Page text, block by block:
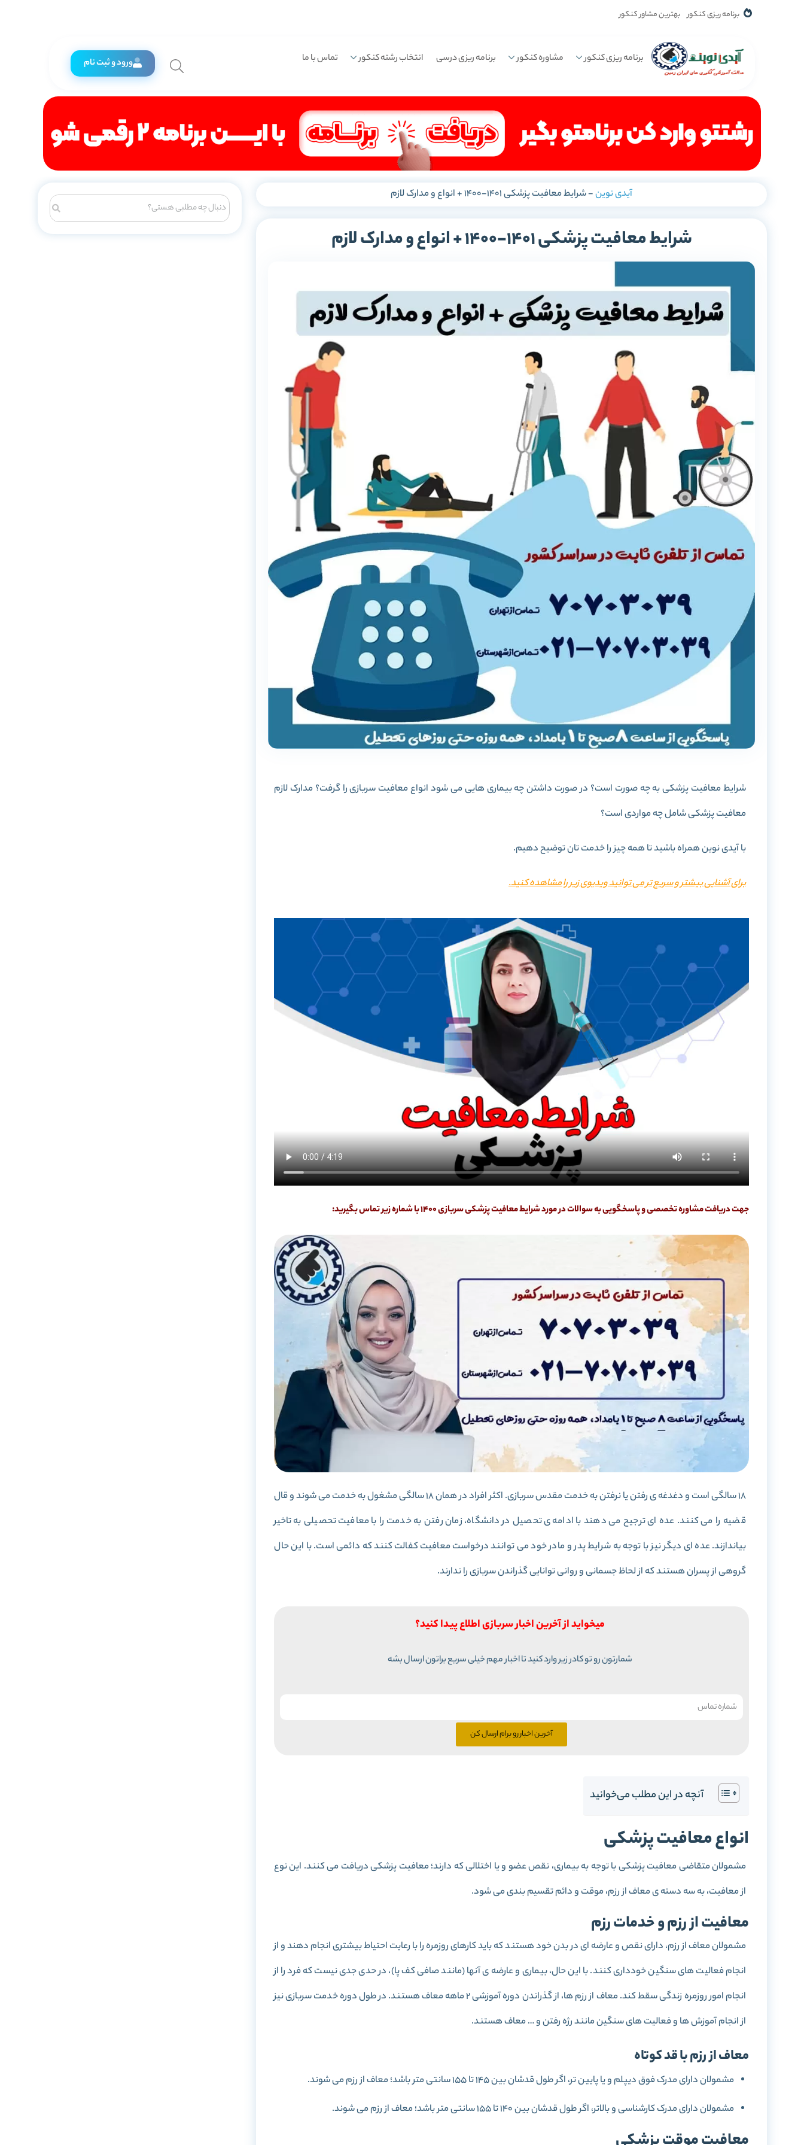
برنامه ریزی کنکور بهترین مشاور کنکور
برنامه ریزی کنکور مشاوره کنکور برنامه ریزی درسی انتخاب رشته کنکور تماس با ما ورود و ثبت نام
آیدی نوین-شرایط معافیت پزشکی 1401-1400 + انواع و مدارک لازم
شرایط معافیت پزشکی 1401-1400 + انواع و مدارک لازم
شرایط معافیت پزشکی به چه صورت است؟ در صورت داشتن چه بیماری هایی می شود انواع معافیت سربازی را گرفت؟ مدارک لازم
معافیت پزشکی شامل چه مواردی است؟
با آیدی نوین همراه باشید تا همه چیز را خدمت تان توضیح دهیم.
برای آشنایی بیشتر و سریع تر می توانید ویدیوی زیر را مشاهده کنید.
جهت دریافت مشاوره تخصصی و پاسخگویی به سوالات در مورد شرایط معافیت پزشکی سربازی 1400 با شماره زیر تماس بگیرید:
18 سالگی است و دغدغه ی رفتن یا نرفتن به خدمت مقدس سربازی. اکثر افراد در همان 18 سالگی مشغول به خدمت می شوند و قال
قضیه را می کنند. عده ای ترجیح می دهند با ادامه ی تحصیل در دانشگاه، زمان رفتن به خدمت را با معافیت تحصیلی به تاخیر
بیاندازند. عده ای دیگر نیز با توجه به شرایط پدر و مادر خود می توانند درخواست معافیت کفالت کنند که دائمی است. با این حال
گروهی از پسران هستند که از لحاظ جسمانی و روانی توانایی گذراندن سربازی را ندارند.
میخواید از آخرین اخبار سربازی اطلاع پیدا کنید؟
شمارتون رو تو کادر زیر وارد کنید تا اخبار مهم خیلی سریع براتون ارسال بشه
آخرین اخبار رو برام ارسال کن
آنچه در این مطلب می‌خوانید
انواع معافیت پزشکی
مشمولان متقاضی معافیت پزشکی با توجه به بیماری، نقص عضو و یا اختلالی که دارند؛ معافیت پزشکی دریافت می کنند. این نوع
از معافیت، به سه دسته ی معاف از رزم، موقت و دائم تقسیم بندی می شود.
معافیت از رزم و خدمات رزم
مشمولان معاف از رزم، دارای نقص و عارضه ای در بدن خود هستند که باید کارهای روزمره را با رعایت احتیاط بیشتری انجام دهند و از
انجام فعالیت های سنگین خودداری کنند. با این حال، بیماری و عارضه ی آنها (مانند صافی کف پا)، در حدی جدی نیست که فرد را از
انجام امور روزمره زندگی سقط کند. معاف از رزم ها، از گذراندن دوره آموزشی 2 ماهه معاف هستند. در طول دوره خدمت سربازی نیز
از انجام آموزش ها و فعالیت های سنگین مانند رژه رفتن و … معاف هستند.
معاف از رزم با قد کوتاه
مشمولان دارای مدرک فوق دیپلم و یا پایین تر، اگر طول قدشان بین 145 تا 155 سانتی متر باشد؛ معاف از رزم می شوند.
مشمولان دارای مدرک کارشناسی و بالاتر، اگر طول قدشان بین 140 تا 155 سانتی متر باشد؛ معاف از رزم می شوند.